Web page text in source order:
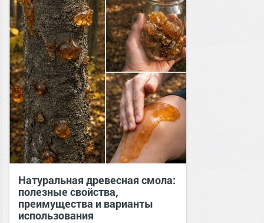
Натуральная древесная смола:
полезные свойства,
преимущества и варианты
использования